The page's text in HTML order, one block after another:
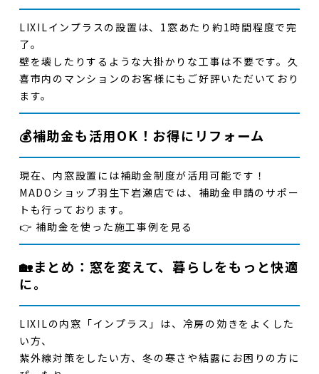
LIXILインプラスの設置は、 1窓あたり約1時間程度で完
了。
壁を壊したりするような大掛かりな工事は不要です。 久
喜市内のマンションのお客様にもご好評いただいており
ます。
💰補助金も活用OK！お得にリフォーム
現在、内窓設置には補助金制度が活用可能です！
MADOショップ羽生下岩瀬店では、 補助金申請のサポー
ト も行っております。
👉 補助金を使った施工事例を見る
🏡まとめ：窓を変えて、暮らしをもっと快適
に。
LIXILの内窓「インプラス」は、冷房の効きをよくした
い方、
紫外線対策をしたい方、冬の寒さや結露にお困りの方に